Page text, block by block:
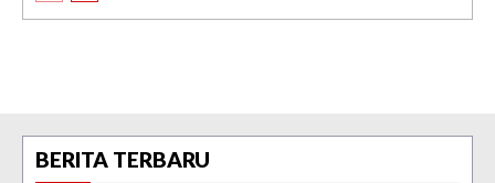
BERITA TERBARU